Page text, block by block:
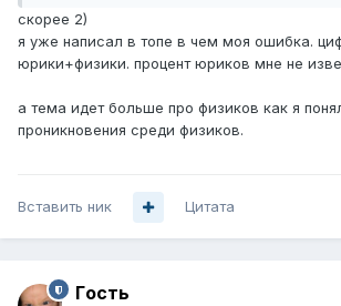
скорее 2)
я уже написал в топе в чем моя ошибка.
юрики+физики. процент юриков мне не
а тема идет больше про физиков как я
проникновения среди физиков.
Вставить ник Цитата
Гoсть